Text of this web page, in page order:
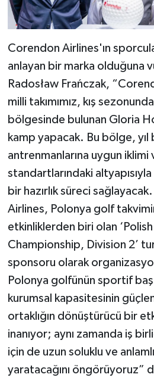
Corendon Airlines'ın
anlayan bir marka olduğuna
Radosław Frańczak,
milli takımımız, kış
bölgesinde bulunan Gloria
kamp yapacak. Bu bölge, yıl
antrenmanlarına uygun iklimi
standartlarındaki
bir hazırlık süreci
Airlines, Polonya golf
etkinliklerden biri olan ‘Polish
Championship, Division 2’
sponsoru olarak
Polonya golfünün sportif
kurumsal kapasitesinin
ortaklığın dönüştürücü bir
inanıyor; aynı zamanda iş
için de uzun soluklu ve
yaratacağını öngörüyoruz”